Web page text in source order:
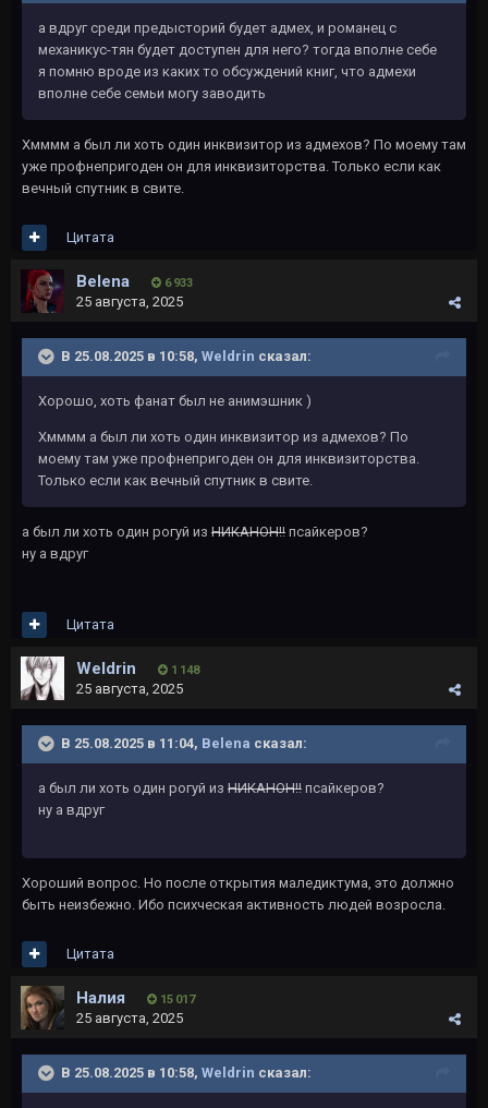
а вдруг среди предысторий будет адмех, и романец с
механикус-тян будет доступен для него? тогда вполне себе
я помню вроде из каких то обсуждений книг, что адмехи
вполне себе семьи могу заводить
Хмммм а был ли хоть один инквизитор из адмехов? По моему там
уже профнепригоден он для инквизиторства. Только если как
вечный спутник в свите.
Цитата
Belena 6 933
25 августа, 2025
В 25.08.2025 в 10:58, Weldrin сказал:
Хорошо, хоть фанат был не анимэшник )
Хмммм а был ли хоть один инквизитор из адмехов? По
моему там уже профнепригоден он для инквизиторства.
Только если как вечный спутник в свите.
а был ли хоть один рогуй из НИКАНОН!! псайкеров?
ну а вдруг
Цитата
Weldrin 1 148
25 августа, 2025
В 25.08.2025 в 11:04, Belena сказал:
а был ли хоть один рогуй из НИКАНОН!! псайкеров?
ну а вдруг
Хороший вопрос. Но после открытия маледиктума, это должно
быть неизбежно. Ибо психческая активность людей возросла.
Цитата
Налия 15 017
25 августа, 2025
В 25.08.2025 в 10:58, Weldrin сказал: